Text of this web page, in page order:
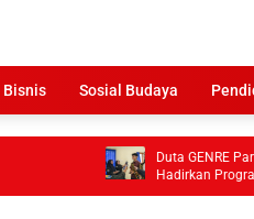
Bisnis Sosial Budaya
Duta GENRE Parigi Moutong
Hadirkan Program Inovatif